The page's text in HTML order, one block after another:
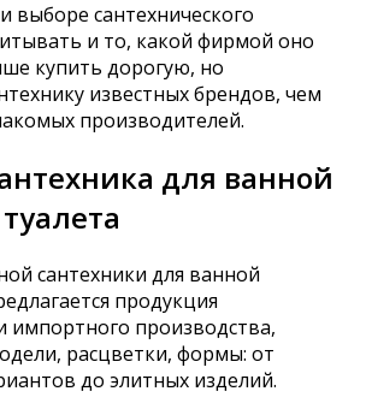
сантехнического
и то, какой фирмой оно
купить дорогую, но
известных брендов, чем
производителей.
для ванной
сантехники для ванной
продукция
импортного производства,
расцветки, формы: от
до элитных изделий.